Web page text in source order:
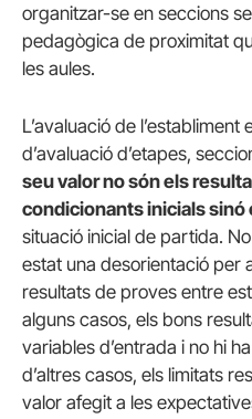
organitzar-se en seccions
pedagògica de proximitat
les aules.
L’avaluació de
d’avaluació d’etapes,
seu valor no són els
condicionants inicials sinó
situació inicial de partida.
estat una desorientació per
resultats de proves entre
alguns casos, els bons
variables d’entrada i no hi
d’altres casos, els limitats
valor afegit a les